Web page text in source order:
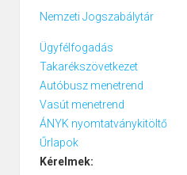
Nemzeti Jogszabálytár
Ügyfélfogadás
Takarékszövetkezet
Autóbusz menetrend
Vasút menetrend
ÁNYK nyomtatványkitöltő
Űrlapok
Kérelmek: